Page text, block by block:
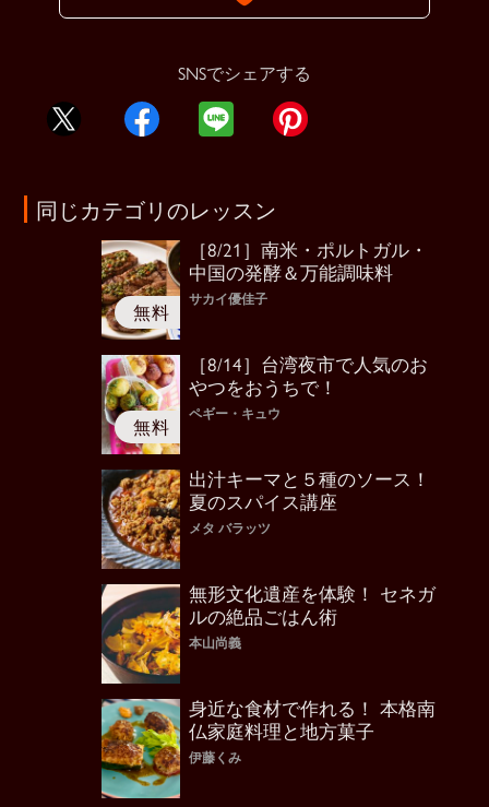
SNSでシェアする
同じカテゴリのレッスン
［8/21］南米・ポルトガル・
中国の発酵＆万能調味料
サカイ優佳子
［8/14］台湾夜市で人気のお
やつをおうちで！
ペギー・キュウ
出汁キーマと５種のソース！
夏のスパイス講座
メタ バラッツ
無形文化遺産を体験！ セネガ
ルの絶品ごはん術
本山尚義
身近な食材で作れる！ 本格南
仏家庭料理と地方菓子
伊藤くみ